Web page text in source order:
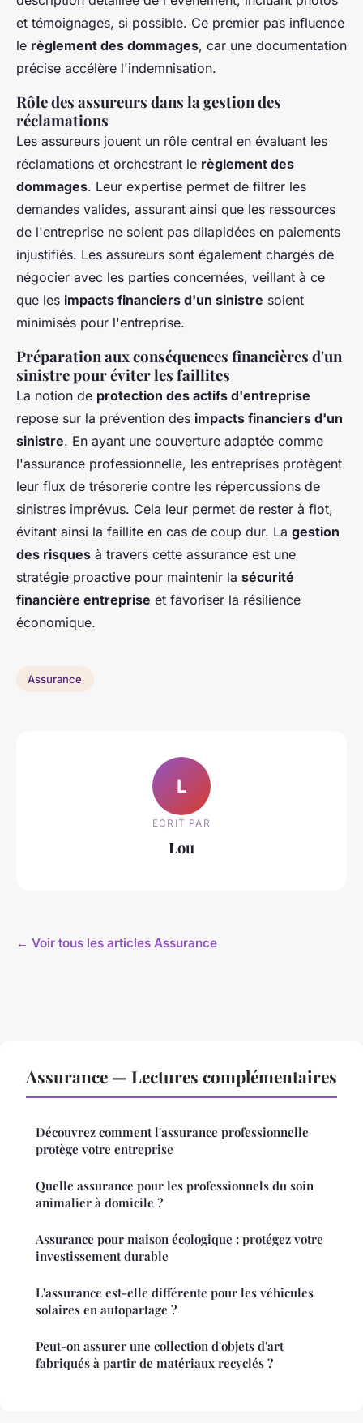
et témoignages, si possible. Ce premier pas influence
le règlement des dommages, car une documentation
précise accélère l'indemnisation.
Rôle des assureurs dans la gestion des
réclamations
Les assureurs jouent un rôle central en évaluant les
réclamations et orchestrant le règlement des
dommages. Leur expertise permet de filtrer les
demandes valides, assurant ainsi que les ressources
de l'entreprise ne soient pas dilapidées en paiements
injustifiés. Les assureurs sont également chargés de
négocier avec les parties concernées, veillant à ce
que les impacts financiers d'un sinistre soient
minimisés pour l'entreprise.
Préparation aux conséquences financières d'un
sinistre pour éviter les faillites
La notion de protection des actifs d'entreprise
repose sur la prévention des impacts financiers d'un
sinistre. En ayant une couverture adaptée comme
l'assurance professionnelle, les entreprises protègent
leur flux de trésorerie contre les répercussions de
sinistres imprévus. Cela leur permet de rester à flot,
évitant ainsi la faillite en cas de coup dur. La gestion
des risques à travers cette assurance est une
stratégie proactive pour maintenir la sécurité
financière entreprise et favoriser la résilience
économique.
Assurance
L
ECRIT PAR
Lou
← Voir tous les articles Assurance
Assurance — Lectures complémentaires
Découvrez comment l'assurance professionnelle
protège votre entreprise
Quelle assurance pour les professionnels du soin
animalier à domicile ?
Assurance pour maison écologique : protégez votre
investissement durable
L'assurance est-elle différente pour les véhicules
solaires en autopartage ?
Peut-on assurer une collection d'objets d'art
fabriqués à partir de matériaux recyclés ?